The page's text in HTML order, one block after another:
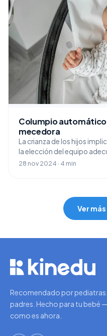
Columpio automático
mecedora
La crianza de los hijos
la elección del equipo
28 nov 2024 · 4 min
Ver
Recomendado por
padres. Hecho para tu bebé
como es ahora.